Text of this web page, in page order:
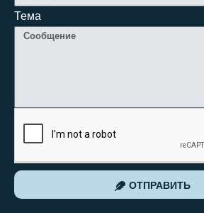
Тема
ОТПРАВИТЬ